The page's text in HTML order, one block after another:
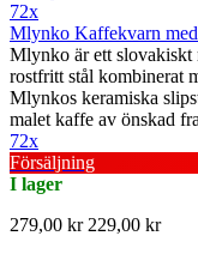
72x
Mlynko Kaffekvarn med
Mlynko är ett slovakiskt
rostfritt stål kombinerat
Mlynkos keramiska
malet kaffe av önskad
72x
Försäljning
I lager
279,00 kr 229,00 kr